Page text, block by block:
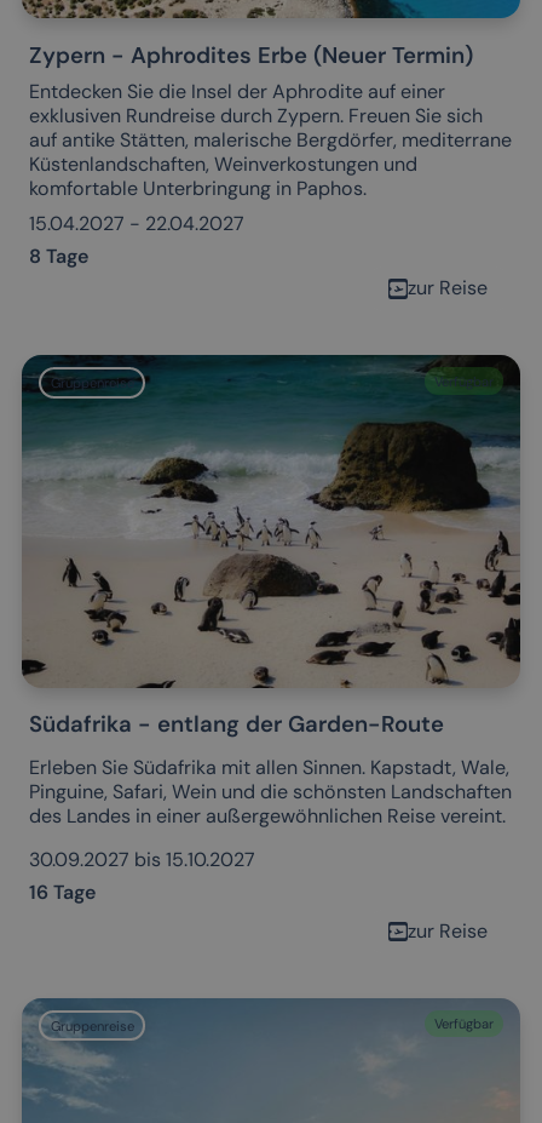
Zypern - Aphrodites Erbe (Neuer Termin)
Entdecken Sie die Insel der Aphrodite auf einer
exklusiven Rundreise durch Zypern. Freuen Sie sich
auf antike Stätten, malerische Bergdörfer, mediterrane
Küstenlandschaften, Weinverkostungen und
komfortable Unterbringung in Paphos.
15.04.2027 - 22.04.2027
8 Tage
zur Reise
Gruppenreise Verfügbar
Südafrika - entlang der Garden-Route
Erleben Sie Südafrika mit allen Sinnen. Kapstadt, Wale,
Pinguine, Safari, Wein und die schönsten Landschaften
des Landes in einer außergewöhnlichen Reise vereint.
30.09.2027 bis 15.10.2027
16 Tage
zur Reise
Gruppenreise Verfügbar